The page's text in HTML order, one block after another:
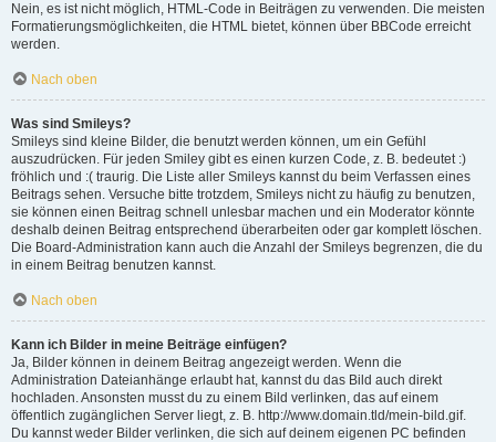
Nein, es ist nicht möglich, HTML-Code in Beiträgen zu verwenden. Die meisten
Formatierungsmöglichkeiten, die HTML bietet, können über BBCode erreicht
werden.
Nach oben
Was sind Smileys?
Smileys sind kleine Bilder, die benutzt werden können, um ein Gefühl
auszudrücken. Für jeden Smiley gibt es einen kurzen Code, z. B. bedeutet :)
fröhlich und :( traurig. Die Liste aller Smileys kannst du beim Verfassen eines
Beitrags sehen. Versuche bitte trotzdem, Smileys nicht zu häufig zu benutzen,
sie können einen Beitrag schnell unlesbar machen und ein Moderator könnte
deshalb deinen Beitrag entsprechend überarbeiten oder gar komplett löschen.
Die Board-Administration kann auch die Anzahl der Smileys begrenzen, die du
in einem Beitrag benutzen kannst.
Nach oben
Kann ich Bilder in meine Beiträge einfügen?
Ja, Bilder können in deinem Beitrag angezeigt werden. Wenn die
Administration Dateianhänge erlaubt hat, kannst du das Bild auch direkt
hochladen. Ansonsten musst du zu einem Bild verlinken, das auf einem
öffentlich zugänglichen Server liegt, z. B. http://www.domain.tld/mein-bild.gif.
Du kannst weder Bilder verlinken, die sich auf deinem eigenen PC befinden